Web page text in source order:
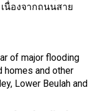
นื่องจากถนนสาย
of major flooding
homes and other
Lower Beulah and